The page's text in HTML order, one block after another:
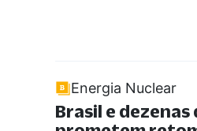
Energia Nuclear
Brasil e dezenas